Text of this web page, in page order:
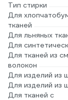
Тип стирки
Для
тканей
Для льняных
Для
Для тканей из
волокон
Для изделий из
Для изделий из
Для тканей с